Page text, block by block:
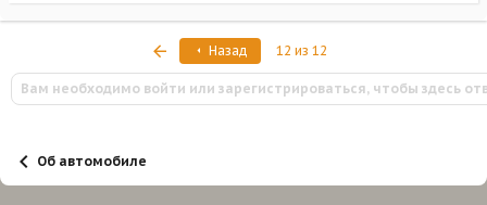
а
и
и
:
ПервыйНазад 12 из 12
Вам необходимо войти или зарегистрироваться, чтобы здесь
Об автомобиле